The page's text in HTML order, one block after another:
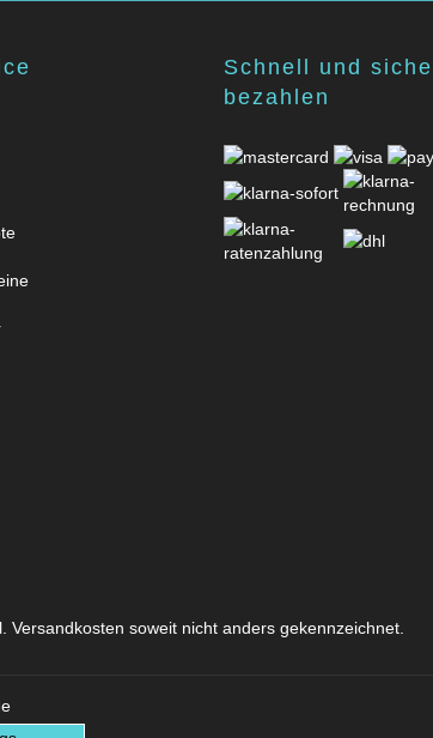
Schnell und
bezahlen
Versandkosten soweit nicht anders gekennzeichnet.